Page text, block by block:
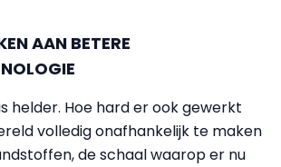
AAN BETERE
helder. Hoe hard er ook gewerkt
volledig onafhankelijk te maken
de schaal waarop er nu